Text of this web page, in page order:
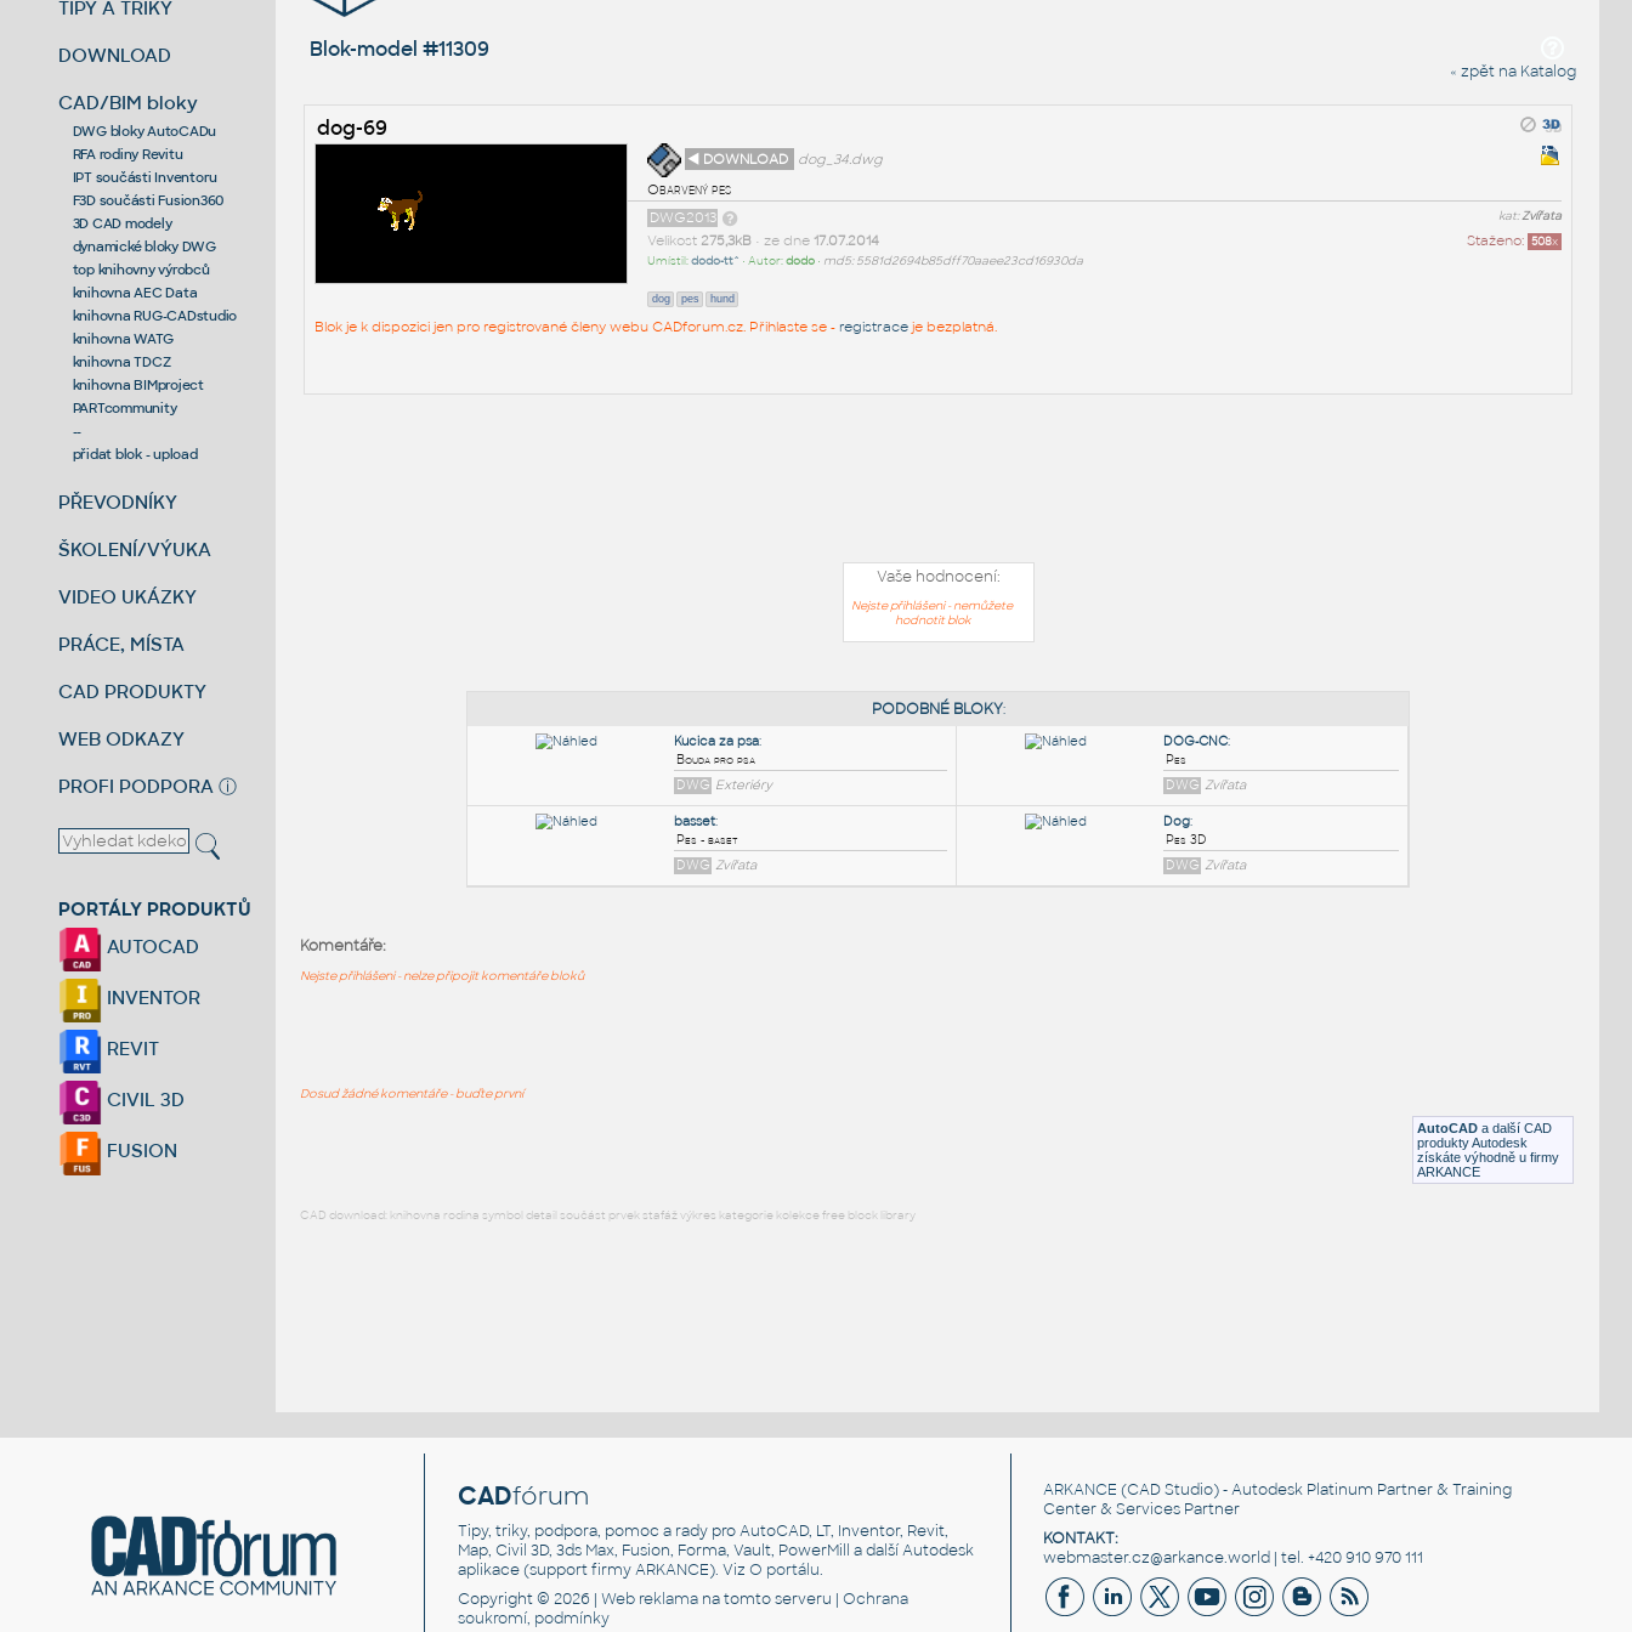
TIPY A TRIKY
DOWNLOAD
CAD/BIM bloky
DWG bloky AutoCADu
RFA rodiny Revitu
IPT součásti Inventoru
F3D součásti Fusion360
3D CAD modely
dynamické bloky DWG
top knihovny výrobců
knihovna AEC Data
knihovna RUG-CADstudio
knihovna WATG
knihovna TDCZ
knihovna BIMproject
PARTcommunity
--
přidat blok - upload
PŘEVODNÍKY
ŠKOLENÍ/VÝUKA
VIDEO UKÁZKY
PRÁCE, MÍSTA
CAD PRODUKTY
WEB ODKAZY
PROFI PODPORA ⓘ
PORTÁLY PRODUKTŮ
AUTOCAD
INVENTOR
REVIT
CIVIL 3D
FUSION
Blok-model #11309
« zpět na Katalog
dog-69
◄ DOWNLOAD
dog_34.dwg
Obarvený pes
kat:Zvířata
DWG2013
Staženo: 508x
Velikost 275,3kB• ze dne 17.07.2014
Umístil:dodo-tt^ • Autor:dodo• md5: 5581d2694b85dff70aaee23cd16930da
dog pes hund
Blok je k dispozici jen pro registrované členy webu CADforum.cz. Přihlaste se - registraceje bezplatná.
Vaše hodnocení:
Nejste přihlášeni - nemůžete
hodnotit blok
Zvířata
AutoCAD a další CAD
produkty Autodesk
získáte výhodně u firmy
ARKANCE
Komentáře:
Nejste přihlášeni - nelze připojit komentáře bloků
Dosud žádné komentáře - buďte první
CAD download: knihovna rodina symbol detail součást prvek stafáž výkres kategorie kolekce free block library
CADfórum
Tipy, triky, podpora, pomoc a rady pro AutoCAD, LT, Inventor, Revit,
Map, Civil 3D, 3ds Max, Fusion, Forma, Vault, PowerMill a další Autodesk
aplikace (support firmy ARKANCE). VizO portálu.
Copyright © 2026 |Web reklama na tomto serveru |Ochrana
soukromí, podmínky
ARKANCE (CAD Studio) - Autodesk Platinum Partner & Training
Center & Services Partner
KONTAKT:
webmaster.cz@arkance.world | tel. +420 910 970 111